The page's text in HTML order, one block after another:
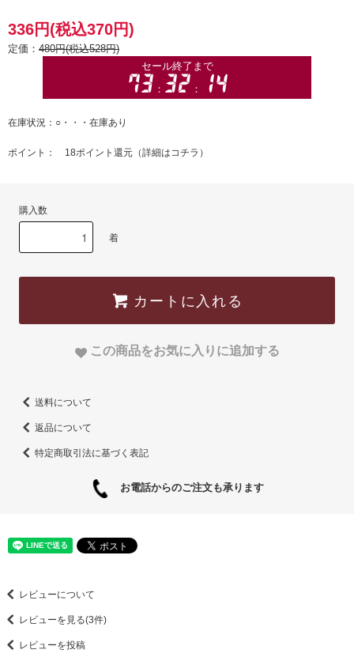
336円(税込370円)
定価： 480円(税込528円)
在庫状況：○・・・在庫あり
ポイント： 18ポイント還元（詳細はコチラ ）
購入数
着
カートに入れる
この商品をお気に入りに追加する
送料について
返品について
特定商取引法に基づく表記
お電話からのご注文も承ります
レビューについて
レビューを見る(3件)
レビューを投稿